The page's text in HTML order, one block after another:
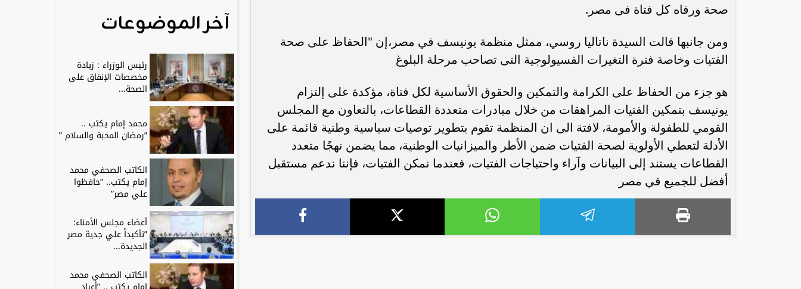
صحة ورفاه كل فتاة فى مصر.
ومن جانبها قالت السيدة ناتاليا روسي، ممثل منظمة يونيسف في مصر،إن "الحفاظ على صحة
الفتيات وخاصة فترة التغيرات الفسيولوجية التى تصاحب مرحلة البلوغ
هو جزء من الحفاظ على الكرامة والتمكين والحقوق الأساسية لكل فتاة، مؤكدة على إلتزام
يونيسف بتمكين الفتيات المراهقات من خلال مبادرات متعددة القطاعات، بالتعاون مع المجلس
القومي للطفولة والأمومة، لافتة الى ان المنظمة تقوم بتطوير توصيات سياسية وطنية قائمة على
الأدلة لتعطي الأولوية لصحة الفتيات ضمن الأطر والميزانيات الوطنية، مما يضمن نهجًا متعدد
القطاعات يستند إلى البيانات وآراء واحتياجات الفتيات، فعندما نمكن الفتيات، فإننا ندعم مستقبل
أفضل للجميع في مصر
آخر الموضوعات
رئيس الوزراء : زيادة
مخصصات الإنفاق على
الصحة...
محمد إمام يكتب ..
”رمضان المحبة والسلام ”
الكاتب الصحفي محمد
إمام يكتب.. ”حافظوا
علي مصر”
أعضاء مجلس الأمناء:
”تأكيداً علي جدية مصر
الجديدة...
الكاتب الصحفي محمد